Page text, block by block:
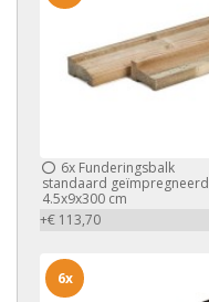
6x Funderingsbalk
standaard geïmpregneerd
4.5x9x300 cm
+€ 113,70
6x